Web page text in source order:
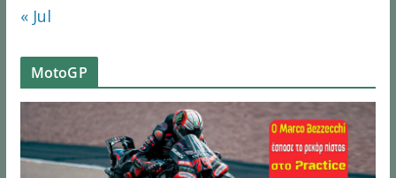
« Jul
MotoGP